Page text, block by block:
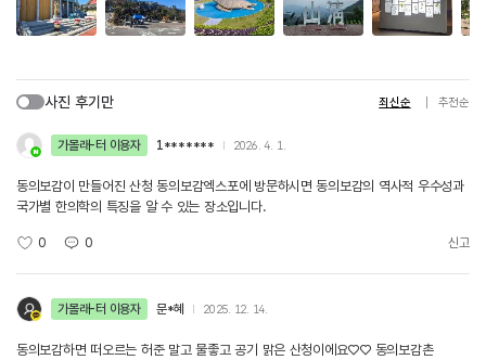
사진 후기만 최신순 추천순
가볼래-터 이용자 1******* 2026. 4. 1.
동의보감이 만들어진 산청 동의보감엑스포에 방문하시면 동의보감의 역사적 우수성과
국가별 한의학의 특징을 알 수 있는 장소입니다.
0 0 신고
가볼래-터 이용자 문*혜 2025. 12. 14.
동의보감하면 떠오르는 허준 말고 물좋고 공기 맑은 산청이에요♡♡ 동의보감촌